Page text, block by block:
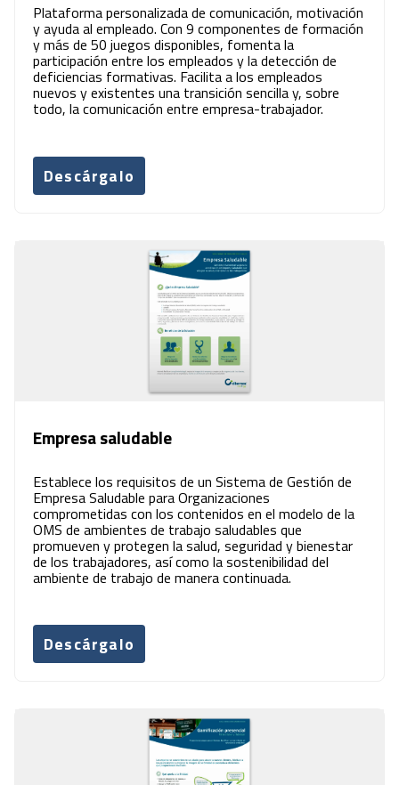
Plataforma personalizada de comunicación, motivación
y ayuda al empleado. Con 9 componentes de formación
y más de 50 juegos disponibles, fomenta la
participación entre los empleados y la detección de
deficiencias formativas. Facilita a los empleados
nuevos y existentes una transición sencilla y, sobre
todo, la comunicación entre empresa-trabajador.
Descárgalo
Empresa saludable
Establece los requisitos de un Sistema de Gestión de
Empresa Saludable para Organizaciones
comprometidas con los contenidos en el modelo de la
OMS de ambientes de trabajo saludables que
promueven y protegen la salud, seguridad y bienestar
de los trabajadores, así como la sostenibilidad del
ambiente de trabajo de manera continuada.
Descárgalo